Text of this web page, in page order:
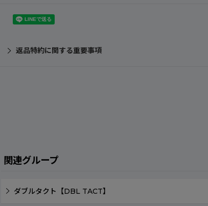
返品特約に関する重要事項
関連グループ
ダブルタクト【DBL TACT】